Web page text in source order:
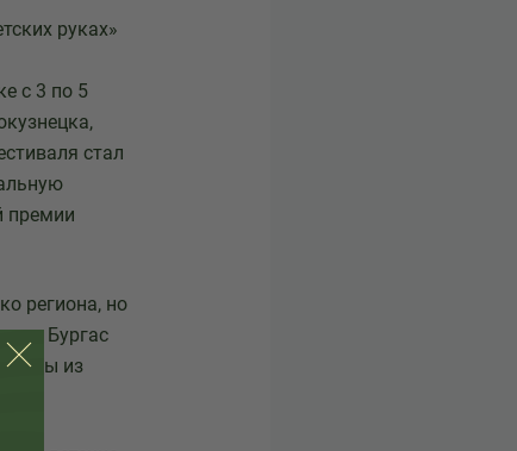
руках»
с 3 по 5
стал
премии
региона, но
Бургас
из